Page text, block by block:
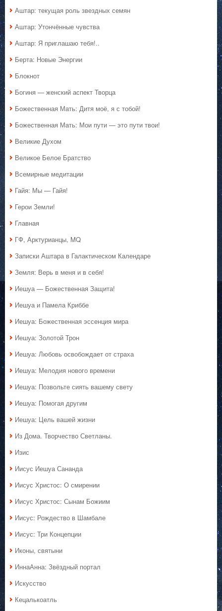
Аштар: текущая роль звездных семян
Аштар: Утончённые чувства
Аштар: Я приглашаю тебя!..
Берта: Новые Энергии
Блокнот
Богиня — женский аспект Творца
Божественная Мать: Дитя моё, я с тобой!
Божественная Мать: Мои пути — это пути твои!
Великие Духом
Великое Белое Братство
Всемирные медитации
Гайя: Мы — Гайя!
Герои Земли!
Главная
ГФ, Арктурианцы, MQ
Записки Аштара в Галактическом Календаре
Земля: Верь в меня и в себя!
Иешуа — Божественная Защита!
Иешуа и Памела Криббе
Иешуа: Божественная эссенция мира
Иешуа: Золотой Трон
Иешуа: Любовь освобождает от страха
Иешуа: Мелодия нового времени
Иешуа: Позвольте сиять вашему свету
Иешуа: Помогая другим
Иешуа: Цель вашей жизни
Из Дома. Творчество Светланы.
Изис
Иисус Иешуа Сананда
Иисус Христос: О смирении
Иисус Христос: Сынам Божиим
Иисус: Рождество в Шамбале
Иисус: Три Концепции
Иконы, святыни
ИннаАнна: Звёздный портал
Искусство
Кецалькоатль